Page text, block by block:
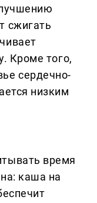
сжигать
Кроме того,
сердечно-
низким
время
каша на